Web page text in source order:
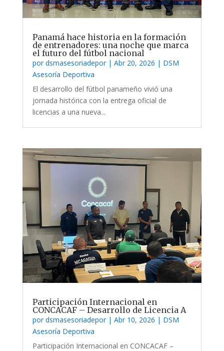
Panamá hace historia en la formación
de entrenadores: una noche que marca
el futuro del fútbol nacional
por dsmasesoriadepor| Abr 20, 2026 | DSM
Asesoría Deportiva
El desarrollo del fútbol panameño vivió una
jornada histórica con la entrega oficial de
licencias a una nueva...
Participación Internacional en
CONCACAF – Desarrollo de Licencia A
por dsmasesoriadepor| Abr 10, 2026 | DSM
Asesoría Deportiva
Participación Internacional en CONCACAF –